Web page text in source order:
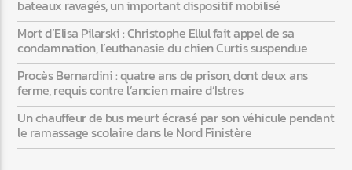
bateaux ravagés, un important dispositif mobilisé
Mort d’Elisa Pilarski : Christophe Ellul fait appel de sa
condamnation, l’euthanasie du chien Curtis suspendue
Procès Bernardini : quatre ans de prison, dont deux ans
ferme, requis contre l’ancien maire d’Istres
Un chauffeur de bus meurt écrasé par son véhicule pendant
le ramassage scolaire dans le Nord Finistère